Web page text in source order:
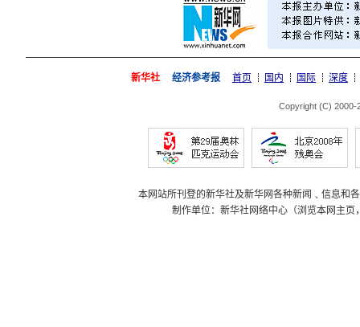
新华社 经济参考报 首页 国内 国际 深度
Copyright (C) 2000-
本网站所刊登的新华社及新华网各种新闻﹑信息和
制作单位：新华社网络中心（浏览本网主